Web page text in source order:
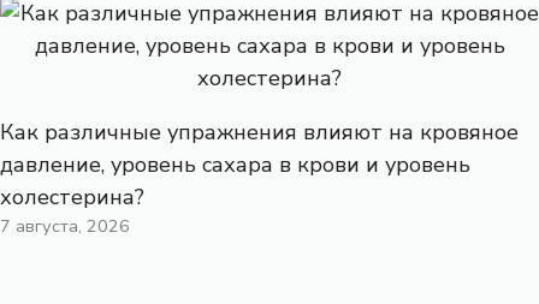
Как различные упражнения влияют на кровяное
давление, уровень сахара в крови и уровень
холестерина?
7 августа, 2026